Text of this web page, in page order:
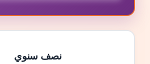
نصف سنوي